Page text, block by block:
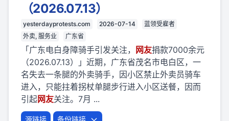
（2026.07.13）
yesterdayprotests.com 2026-07-14
蓝领受雇者
外卖, 服务业
广东省
「广东电白身障骑手引发关注， 网友捐款7000余元
（2026.07.13）」近期，广东省茂名市电白区，一
名失去一条腿的外卖骑手，因小区禁止外卖员骑车
进入，只能拄着拐杖单腿步行进入小区送餐，因而
引起网友关注。7月 ...
源链接 备份链接